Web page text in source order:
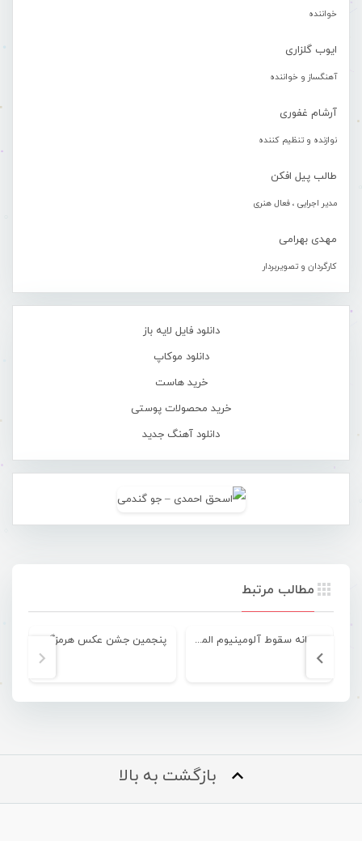
خواننده
ایوب گلزاری
آهنگساز و خواننده
آرشام غفوری
نوازنده و تنظیم کننده
طالب پیل افکن
مدیر اجرایی ، فعال هنری
مهدی بهرامی
کارگردان و تصویربردار
دانلود فایل لایه باز
دانلود موکاپ
خرید هاست
خرید محصولات پوستی
دانلود آهنگ جدید
مطالب مرتبط
به بهانه سقوط آلومینیوم المهدی به لیگ دسته دوم پنجمین جشن عکس هرمزگان
بازگشت به بالا